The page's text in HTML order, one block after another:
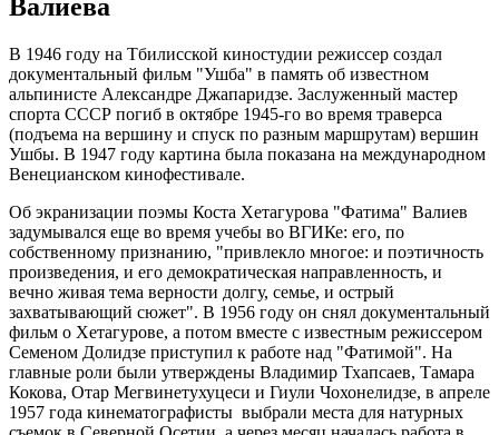
Валиева
В 1946 году на Тбилисской киностудии режиссер создал
документальный фильм "Ушба" в память об известном
альпинисте Александре Джапаридзе. Заслуженный мастер
спорта СССР погиб в октябре 1945-го во время траверса
(подъема на вершину и спуск по разным маршрутам) вершин
Ушбы. В 1947 году картина была показана на международном
Венецианском кинофестивале.
Об экранизации поэмы Коста Хетагурова "Фатима" Валиев
задумывался еще во время учебы во ВГИКе: его, по
собственному признанию, "привлекло многое: и поэтичность
произведения, и его демократическая направленность, и
вечно живая тема верности долгу, семье, и острый
захватывающий сюжет". В 1956 году он снял документальный
фильм о Хетагурове, а потом вместе с известным режиссером
Семеном Долидзе приступил к работе над "Фатимой". На
главные роли были утверждены Владимир Тхапсаев, Тамара
Кокова, Отар Мегвинетухуцеси и Гиули Чохонелидзе, в апреле
1957 года кинематографисты выбрали места для натурных